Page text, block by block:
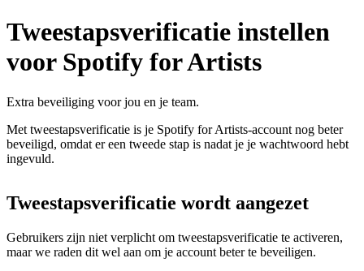
Tweestapsverificatie instellen
voor Spotify for Artists
Extra beveiliging voor jou en je team.
Met tweestapsverificatie is je Spotify for Artists-account nog beter
beveiligd, omdat er een tweede stap is nadat je je wachtwoord hebt
ingevuld.
Tweestapsverificatie wordt aangezet
Gebruikers zijn niet verplicht om tweestapsverificatie te activeren,
maar we raden dit wel aan om je account beter te beveiligen.